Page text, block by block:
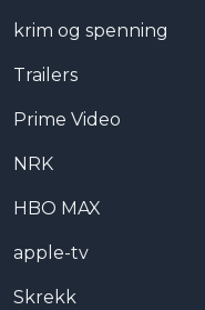
krim og spenning
Trailers
Prime Video
NRK
HBO MAX
apple-tv
Skrekk